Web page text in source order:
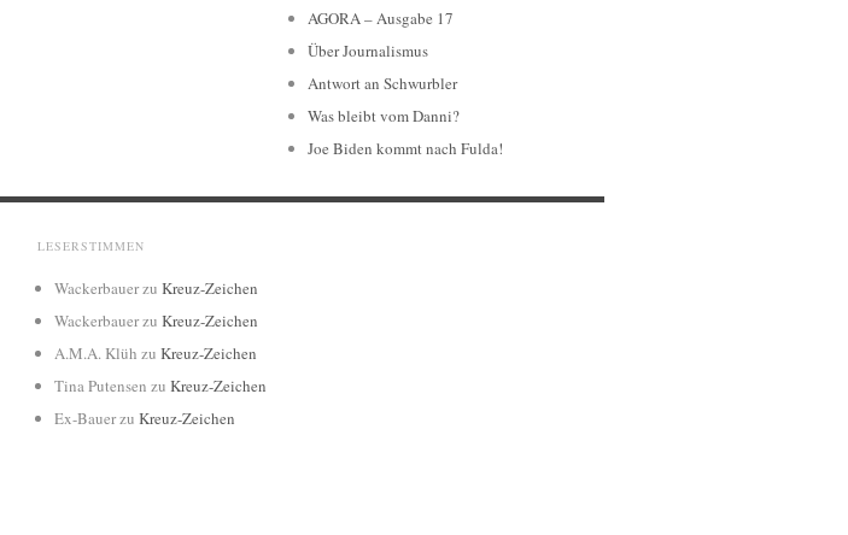
AGORA – Ausgabe 17
Über Journalismus
Antwort an Schwurbler
Was bleibt vom Danni?
Joe Biden kommt nach Fulda!
LESERSTIMMEN
Wackerbauerzu Kreuz-Zeichen
Wackerbauerzu Kreuz-Zeichen
A.M.A. Klüh zu Kreuz-Zeichen
Tina Putensen zu Kreuz-Zeichen
Ex-Bauerzu Kreuz-Zeichen